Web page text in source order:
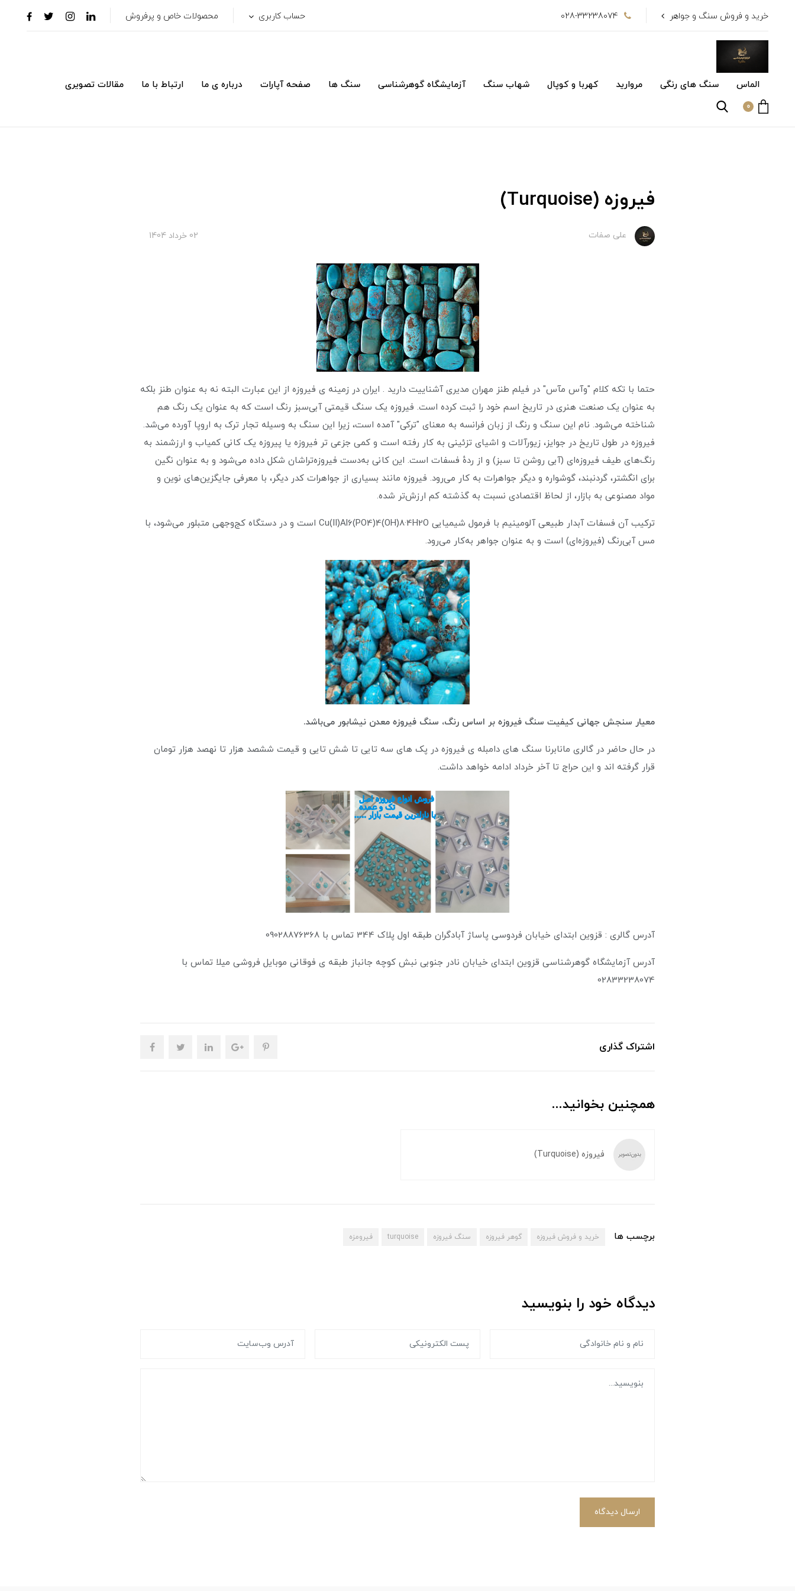
خرید و فروش سنگ و جواهر 028-33238074 حساب کاربری محصولات خاص و پرفروش
الماس سنگ های رنگی مروارید کهربا و کوپال شهاب سنگ آزمایشگاه گوهرشناسی سنگ ها صفحه آپارات درباره ی ما ارتباط با ما مقالات تصویری
0
فیروزه (Turquoise)
علی صفات 02 خرداد 1404
حتما با تکه کلام "وآس مآس" در فیلم طنز مهران مدیری آشناییت دارید . ایران در زمینه ی فیروزه از این عبارت البته نه به عنوان طنز بلکه
به عنوان یک صنعت هنری در تاریخ اسم خود را ثبت کرده است. فیروزه یک سنگ قیمتی آبی‌سبز رنگ است که به عنوان یک رنگ هم
شناخته می‌شود. نام این سنگ و رنگ از زبان فرانسه به معنای "ترکی" آمده است، زیرا این سنگ به وسیله تجار ترک به اروپا آورده می‌شد.
فیروزه در طول تاریخ در جوایز، زیورآلات و اشیای تزئینی به کار رفته است و کمی جزعی تر فیروزه یا پیروزه یک کانی کمیاب و ارزشمند به
رنگ‌های طیف فیروزه‌ای (آبی روشن تا سبز) و از ردهٔ فسفات است. این کانی به‌دست فیروزه‌تراشان شکل داده می‌شود و به عنوان نگین
برای انگشتر، گردنبند، گوشواره و دیگر جواهرات به کار می‌رود. فیروزه مانند بسیاری از جواهرات کدر دیگر، با معرفی جایگزین‌های نوین و
مواد مصنوعی به بازار، از لحاظ اقتصادی نسبت به گذشته کم ارزش‌تر شده.
ترکیب آن فسفات آبدار طبیعی آلومینیم با فرمول شیمیایی Cu(II)Al6(PO4)4(OH)8·4H2O است و در دستگاه کج‌وجهی متبلور می‌شود، با
مس آبی‌رنگ (فیروزه‌ای) است و به عنوان جواهر به‌کار می‌رود.
معیار سنجش جهانی کیفیت سنگ فیروزه بر اساس رنگ، سنگ فیروزه معدن نیشابور می‌باشد.
در حال حاضر در گالری مانابرنا سنگ های دامبله ی فیروزه در پک های سه تایی تا شش تایی و قیمت ششصد هزار تا نهصد هزار تومان
قرار گرفته اند و این حراج تا آخر خرداد ادامه خواهد داشت.
آدرس گالری : قزوین ابتدای خیابان فردوسی پاساژ آبادگران طبقه اول پلاک 344 تماس با 09028876368
آدرس آزمایشگاه گوهرشناسی قزوین ابتدای خیابان نادر جنوبی نبش کوچه جانباز طبقه ی فوقانی موبایل فروشی میلا تماس با
02833238074
اشتراک گذاری
همچنین بخوانید...
فیروزه (Turquoise)
برچسب ها خرید و فروش فیروزه گوهر فیروزه سنگ فیروزه turquoise فیرومزه
دیدگاه خود را بنویسید
ارسال دیدگاه